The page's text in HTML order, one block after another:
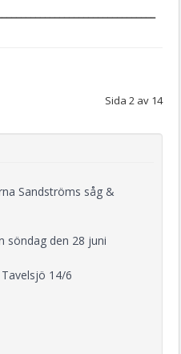
Sida 2 av 14
Sandströms såg &
söndag den 28 juni
14/6